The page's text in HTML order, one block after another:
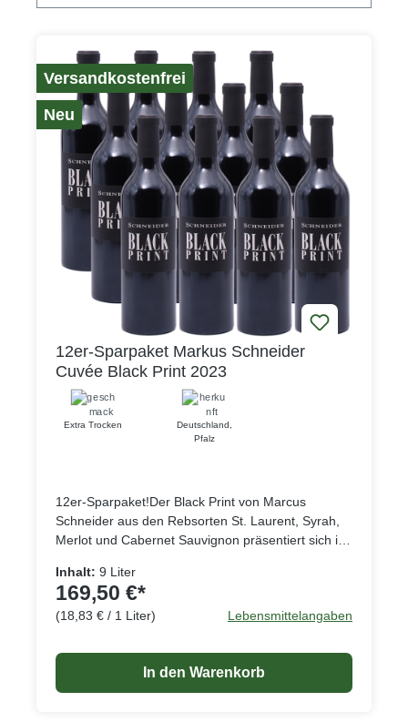
Versandkostenfrei
Neu
12er-Sparpaket Markus Schneider
Cuvée Black Print 2023
Extra Trocken Deutschland
Pfalz
12er-Sparpaket!Der Black Print von Marcus
Schneider aus den Rebsorten St. Laurent, Syrah,
Merlot und Cabernet Sauvignon präsentiert sich im
fast schon schwarz, in der Nase zeigt der Wein
reife und konzentrierte Fruchtaromen dunkler
Beeren, die vollmundig und weich auch am
Vanillenoten und ein Hauch Schokolade runden
das Gesamtbild des recht nachhaltigen Weines ab.
Ideal passt er zu kräftigen, nicht zu würzigen
Inhalt: 9 Liter
169,50 €*
(18,83 € / 1 Liter) Lebensmittelangaben
In den Warenkorb